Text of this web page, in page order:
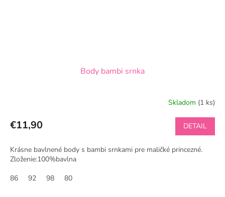
Body bambi srnka
Skladom (1 ks)
€11,90 DETAIL
Krásne bavlnené body s bambi srnkami pre maličké princezné.
Zloženie:100%bavlna
86
92 98 80